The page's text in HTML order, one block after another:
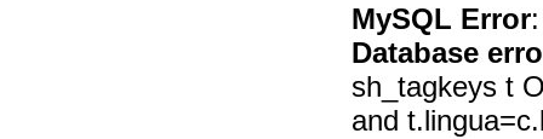
MySQL Error
Database
sh_tagkeys t
and